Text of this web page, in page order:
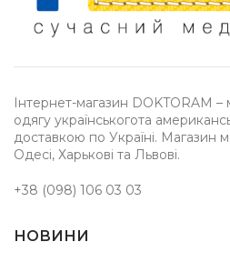
Інтернет-магазин DOKTORAM
одягу українськогота
доставкою по Україні. Магазин
Одесі, Харькові та Львові.
+38 (098) 106 03 03
НОВИНИ